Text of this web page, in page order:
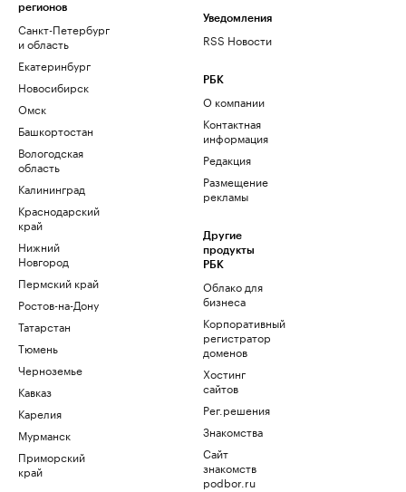
регионов
Санкт-Петербург
и область
Екатеринбург
Новосибирск
Омск
Башкортостан
Вологодская
область
Калининград
Краснодарский
край
Нижний
Новгород
Пермский край
Ростов-на-Дону
Татарстан
Тюмень
Черноземье
Кавказ
Карелия
Мурманск
Приморский
край
Уведомления
RSS Новости
РБК
О компании
Контактная
информация
Редакция
Размещение
рекламы
Другие
продукты
РБК
Облако для
бизнеса
Корпоративный
регистратор
доменов
Хостинг
сайтов
Рег.решения
Знакомства
Сайт
знакомств
podbor.ru